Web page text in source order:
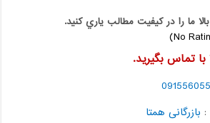
ما را در کيفيت مطالب ياري کنيد.
تماس بگیرید.
: بازرگانی همتا